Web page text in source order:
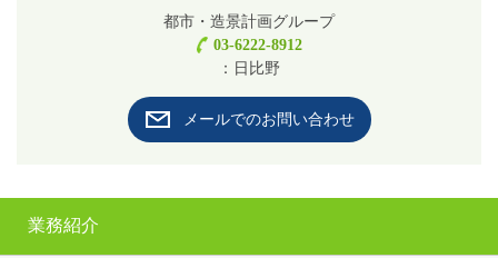
都市・造景計画グループ
03-6222-8912
：日比野
メールでのお問い合わせ
業務紹介